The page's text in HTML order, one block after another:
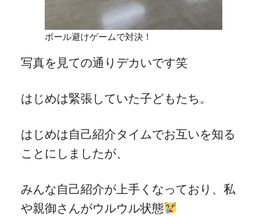
ボール避けゲームで対決！
写真を見ての通りデカいです笑
はじめは緊張していた子どもたち。
はじめは自己紹介タイムでお互いを知る
ことにしましたが、
みんな自己紹介が上手くなっており、私
や親御さんがウルウル状態